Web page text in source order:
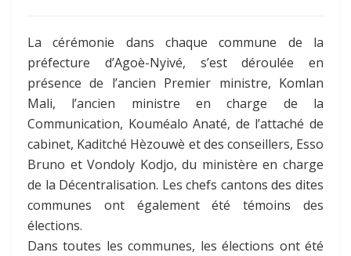
La cérémonie dans chaque commune de la
préfecture d’Agoè-Nyivé, s’est déroulée en
présence de l’ancien Premier ministre, Komlan
Mali, l’ancien ministre en charge de la
Communication, Kouméalo Anaté, de l’attaché de
cabinet, Kaditché Hèzouwè et des conseillers, Esso
Bruno et Vondoly Kodjo, du ministère en charge
de la Décentralisation. Les chefs cantons des dites
communes ont également été témoins des
élections.
Dans toutes les communes, les élections ont été